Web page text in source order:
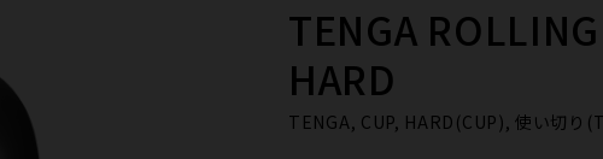
TENGA
HARD
TENGA, CUP, HARD(CUP), 使い切り